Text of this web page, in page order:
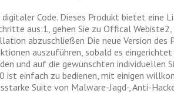
Code. Dieses Produkt bietet eine
aus:1, gehen Sie zu Offical
abzuschließen Die neue Version
auszuführen, sobald es
und auf die gewünschten individuellen
ist einfach zu bedienen, mit einigen
Suite von Malware-Jagd-, Anti-